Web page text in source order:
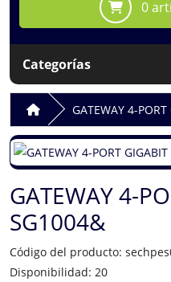
0
Categorías
GATEWAY 4-
GATEWAY 4-
SG1004&
Código del producto:
Disponibilidad: 20